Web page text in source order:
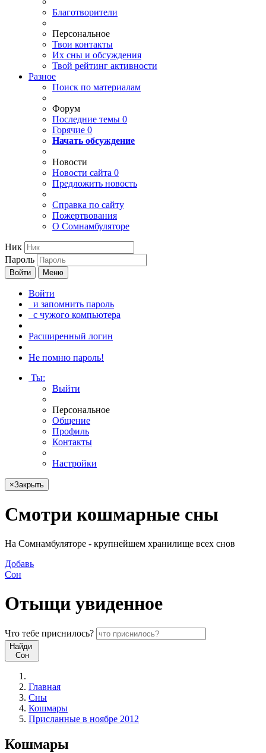
Благотворители
Персональное
Твои контакты
Их сны и обсуждения
Твой рейтинг активности
Разное
Поиск по материалам
Форум
Последние темы 0
Горячие 0
Начать обсуждение
Новости
Новости сайта 0
Предложить новость
Справка по сайту
Пожертвования
О Сомнамбуляторе
Ник
Пароль
Войти Меню
Войти
и запомнить пароль
с чужого компьютера
Расширенный логин
Не помню пароль!
Ты:
Выйти
Персональное
Общение
Профиль
Контакты
Настройки
×Закрыть
Смотри кошмарные сны
На Сомнамбуляторе - крупнейшем хранилище всех снов
Добавь
Сон
Отыщи увиденное
Что тебе приснилось?
Найди
Сон
Главная
Сны
Кошмары
Присланные в ноябре 2012
Кошмары